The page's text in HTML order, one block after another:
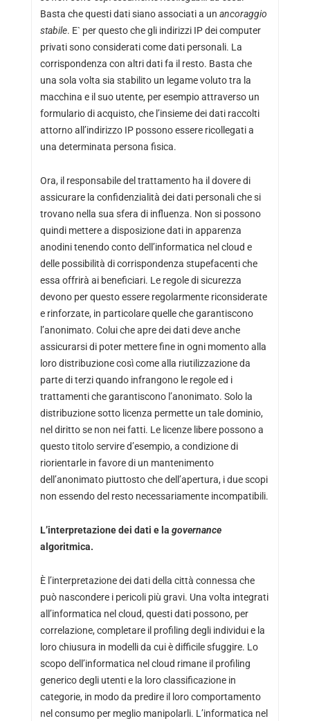
Basta che questi dati siano associati a un ancoraggio
stabile. E` per questo che gli indirizzi IP dei computer
privati sono considerati come dati personali. La
corrispondenza con altri dati fa il resto. Basta che
una sola volta sia stabilito un legame voluto tra la
macchina e il suo utente, per esempio attraverso un
formulario di acquisto, che l’insieme dei dati raccolti
attorno all’indirizzo IP possono essere ricollegati a
una determinata persona fisica.
Ora, il responsabile del trattamento ha il dovere di
assicurare la confidenzialità dei dati personali che si
trovano nella sua sfera di influenza. Non si possono
quindi mettere a disposizione dati in apparenza
anodini tenendo conto dell’informatica nel cloud e
delle possibilità di corrispondenza stupefacenti che
essa offrirà ai beneficiari. Le regole di sicurezza
devono per questo essere regolarmente riconsiderate
e rinforzate, in particolare quelle che garantiscono
l’anonimato. Colui che apre dei dati deve anche
assicurarsi di poter mettere fine in ogni momento alla
loro distribuzione così come alla riutilizzazione da
parte di terzi quando infrangono le regole ed i
trattamenti che garantiscono l’anonimato. Solo la
distribuzione sotto licenza permette un tale dominio,
nel diritto se non nei fatti. Le licenze libere possono a
questo titolo servire d’esempio, a condizione di
riorientarle in favore di un mantenimento
dell’anonimato piuttosto che dell’apertura, i due scopi
non essendo del resto necessariamente incompatibili.
L’interpretazione dei dati e la governance
algoritmica.
È l’interpretazione dei dati della città connessa che
può nascondere i pericoli più gravi. Una volta integrati
all’informatica nel cloud, questi dati possono, per
correlazione, completare il profiling degli individui e la
loro chiusura in modelli da cui è difficile sfuggire. Lo
scopo dell’informatica nel cloud rimane il profiling
generico degli utenti e la loro classificazione in
categorie, in modo da predire il loro comportamento
nel consumo per meglio manipolarli. L’informatica nel